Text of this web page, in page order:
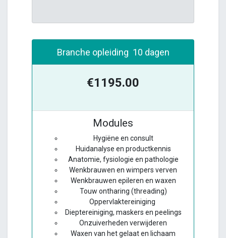
Branche opleiding 10 dagen
€1195.00
Modules
Hygiëne en consult
Huidanalyse en productkennis
Anatomie, fysiologie en pathologie
Wenkbrauwen en wimpers verven
Wenkbrauwen epileren en waxen
Touw ontharing (threading)
Oppervlaktereiniging
Dieptereiniging, maskers en peelings
Onzuiverheden verwijderen
Waxen van het gelaat en lichaam